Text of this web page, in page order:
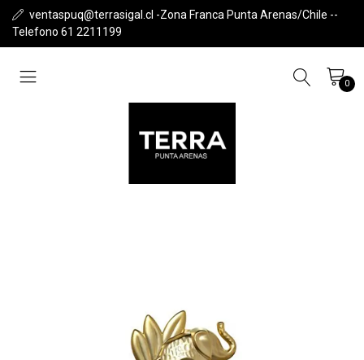
ventaspuq@terrasigal.cl -Zona Franca Punta Arenas/Chile --
Telefono 61 2211199
0